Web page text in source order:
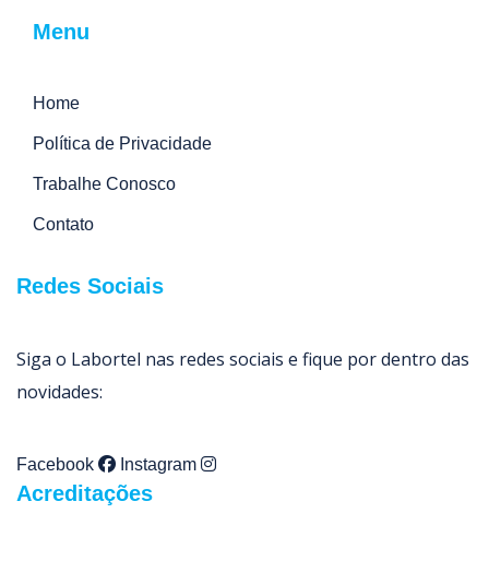
Menu
Home
Política de Privacidade
Trabalhe Conosco
Contato
Redes Sociais
Siga o Labortel nas redes sociais e fique por dentro das
novidades:
Facebook Instagram
Acreditações